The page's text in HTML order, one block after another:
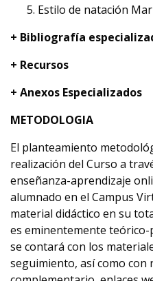
Estilo de natación
+ Bibliografía
+ Recursos
+ Anexos Especializados
METODOLOGIA
El planteamiento
realización del Curso a
enseñanza-aprendizaje
alumnado en el Campus
material didáctico en su
es eminentemente teórico-
se contará con los
seguimiento, así como con